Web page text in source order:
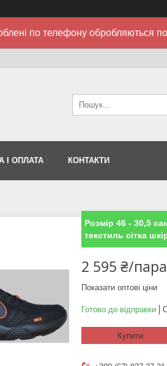
по телефону обробляються
І ОПЛАТА КОНТАКТИ
Розмір 46 - 30,5
текстиль сітка
2 595 ₴/пара
Показати оптові ціни
Готово до відправки
Купити